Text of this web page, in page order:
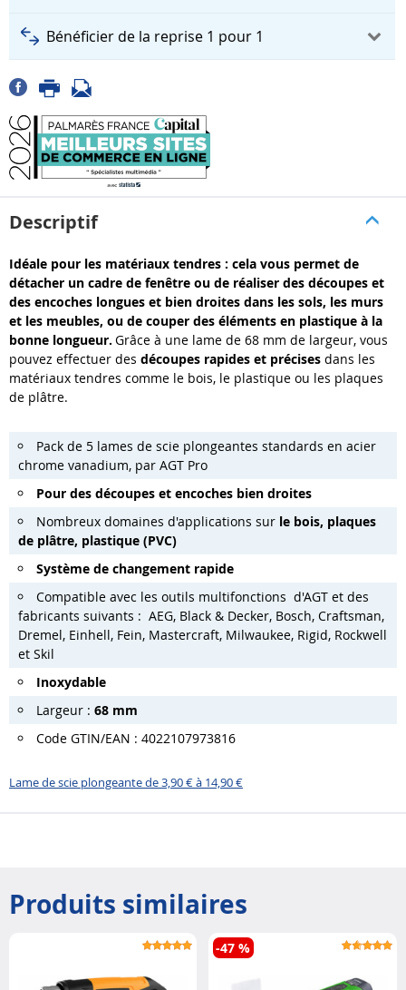
Bénéficier de la reprise 1 pour 1
Descriptif
Idéale pour les matériaux tendres : cela vous permet de
détacher un cadre de fenêtre ou de réaliser des découpes et
des encoches longues et bien droites dans les sols, les murs
et les meubles, ou de couper des éléments en plastique à la
bonne longueur. Grâce à une lame de 68 mm de largeur, vous
pouvez effectuer des découpes rapides et précises dans les
matériaux tendres comme le bois, le plastique ou les plaques
de plâtre.
Pack de 5 lames de scie plongeantes standards en acier
chrome vanadium, par AGT Pro
Pour des découpes et encoches bien droites
Nombreux domaines d'applications sur le bois, plaques
de plâtre, plastique (PVC)
Système de changement rapide
Compatible avec les outils multifonctions d'AGT et des
fabricants suivants : AEG, Black & Decker, Bosch, Craftsman,
Dremel, Einhell, Fein, Mastercraft, Milwaukee, Rigid, Rockwell
et Skil
Inoxydable
Largeur : 68 mm
Code GTIN/EAN : 4022107973816
Lame de scie plongeante de 3,90 € à 14,90 €
Produits similaires
-47 %